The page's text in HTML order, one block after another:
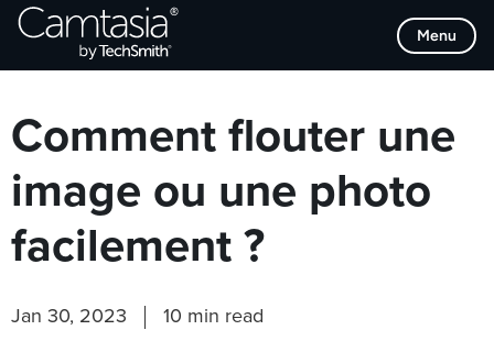
Passer
directement
Menu
Browse Categories
Comment flouter une
image ou une photo
facilement ?
Jan 30, 2023 10 min read